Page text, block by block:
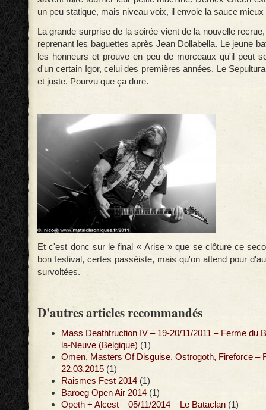
un peu statique, mais niveau voix, il envoie la sauce
La grande surprise de la soirée vient de la nouvelle
reprenant les baguettes après Jean Dollabella. Le jeune
les honneurs et prouve en peu de morceaux qu'il peut
d'un certain Igor, celui des premières années. Le
et juste. Pourvu que ça dure.
Et c'est donc sur le final « Arise » que se clôture ce
bon festival, certes passéiste, mais qu'on attend pour
survoltées.
D'autres articles recommandés
Mass Deathtruction IV – 19-20/11/2011 – Ferme du
la-Neuve (Belgique) (1)
Omen, Masters Of Disguise, Ostrogoth, Fireforce –
22.03.2015 (1)
Raismes Fest 2014 (1)
Baroeg Open Air 2014 (1)
Opeth + Alcest – 05/11/2014 – Le Bataclan (1)